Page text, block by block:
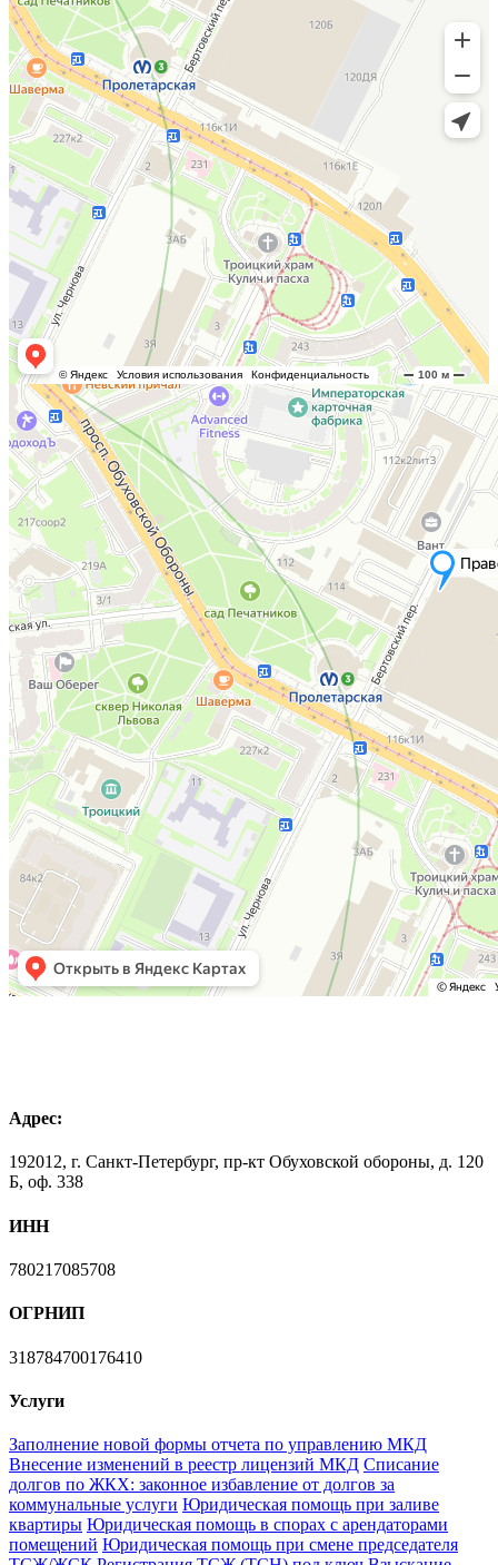
Адрес:
192012, г. Санкт-Петербург, пр-кт Обуховской обороны, д. 120
Б, оф. 338
ИНН
780217085708
ОГРНИП
318784700176410
Услуги
Заполнение новой формы отчета по управлению МКД
Внесение изменений в реестр лицензий МКД Списание
долгов по ЖКХ: законное избавление от долгов за
коммунальные услуги Юридическая помощь при заливе
квартиры Юридическая помощь в спорах с арендаторами
помещений Юридическая помощь при смене председателя